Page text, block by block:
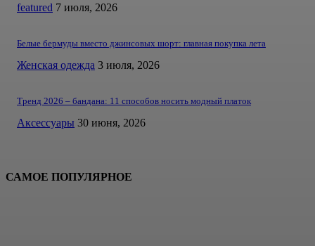
featured 7 июля, 2026
Белые бермуды вместо джинсовых шорт: главная покупка лета
Женская одежда 3 июля, 2026
Тренд 2026 – бандана: 11 способов носить модный платок
Аксессуары 30 июня, 2026
САМОЕ ПОПУЛЯРНОЕ